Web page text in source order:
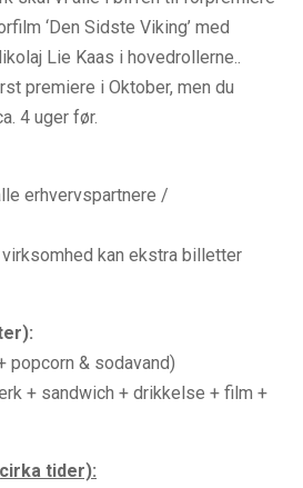
‘Den Sidste Viking’ med
Lie Kaas i hovedrollerne..
premiere i Oktober, men du
4 uger før.
erhvervspartnere /
kan ekstra billetter
popcorn & sodavand)
+ sandwich + drikkelse + film +
tider):